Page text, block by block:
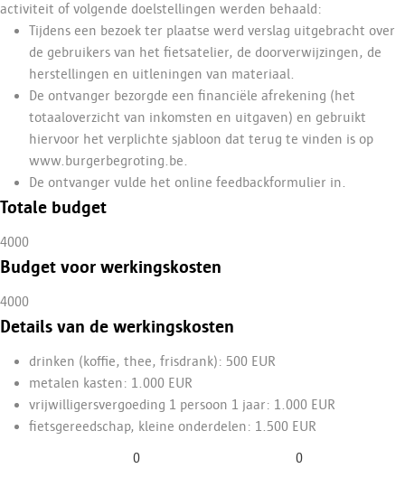
activiteit of volgende doelstellingen werden behaald:
Tijdens een bezoek ter plaatse werd verslag uitgebracht over
de gebruikers van het fietsatelier, de doorverwijzingen, de
herstellingen en uitleningen van materiaal.
De ontvanger bezorgde een financiële afrekening (het
totaaloverzicht van inkomsten en uitgaven) en gebruikt
hiervoor het verplichte sjabloon dat terug te vinden is op
www.burgerbegroting.be.
De ontvanger vulde het online feedbackformulier in.
Totale budget
4000
Budget voor werkingskosten
4000
Details van de werkingskosten
drinken (koffie, thee, frisdrank): 500 EUR
metalen kasten: 1.000 EUR
vrijwilligersvergoeding 1 persoon 1 jaar: 1.000 EUR
fietsgereedschap, kleine onderdelen: 1.500 EUR
0
0